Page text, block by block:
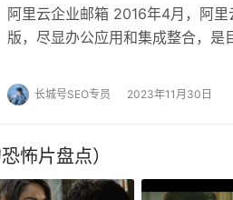
阿里云企业邮箱 2016年4月，阿
版，尽显办公应用和集成整合，是
长城号SEO专员 2023年11月30日
怖片盘点）